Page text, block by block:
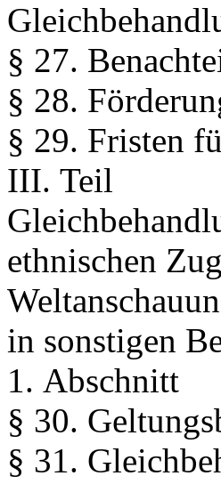
§ 27.
§ 28.
§ 29. Fristen
III. Teil
ethnischen
in sonstigen
1. Abschnitt
§ 30.
§ 31.